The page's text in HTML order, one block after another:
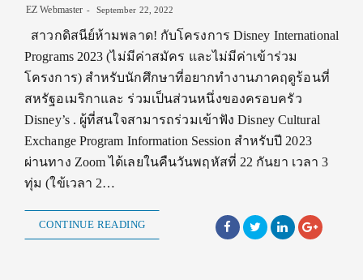
EZ Webmaster September 22, 2022
สาวกดิสนีย์ห้ามพลาด! กับโครงการ Disney International
Programs 2023 (ไม่มีค่าสมัคร และไม่มีค่าเข้าร่วม
โครงการ) สำหรับนักศึกษาที่อยากทำงานภาคฤดูร้อนที่
สหรัฐอเมริกาและ ร่วมเป็นส่วนหนึ่งของครอบครัว
Disney’s . ผู้ที่สนใจสามารถร่วมเข้าฟัง Disney Cultural
Exchange Program Information Session สำหรับปี 2023
ผ่านทาง Zoom ได้เลยในคืนวันพฤหัสที่ 22 กันยา เวลา 3
ทุ่ม (ใข้เวลา 2…
CONTINUE READING